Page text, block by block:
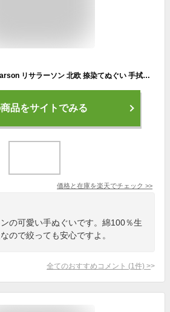
★発送は郵便で！ Lisa Larson リサラーソン 北欧 捺染てぬぐい 手拭 ハリネズミ パン屋さん てぬぐい かわいい おしゃれ 日本製 手ぬぐい 手作りマスク用に 北欧雑貨 1枚の価格 送料込み
品をサイトでみる
価格と在庫を楽天でチェック >>
の可愛い手ぬぐいです。綿100％生
ので絞っても安心ですよ。
全てのおすすめコメント (1 件) >